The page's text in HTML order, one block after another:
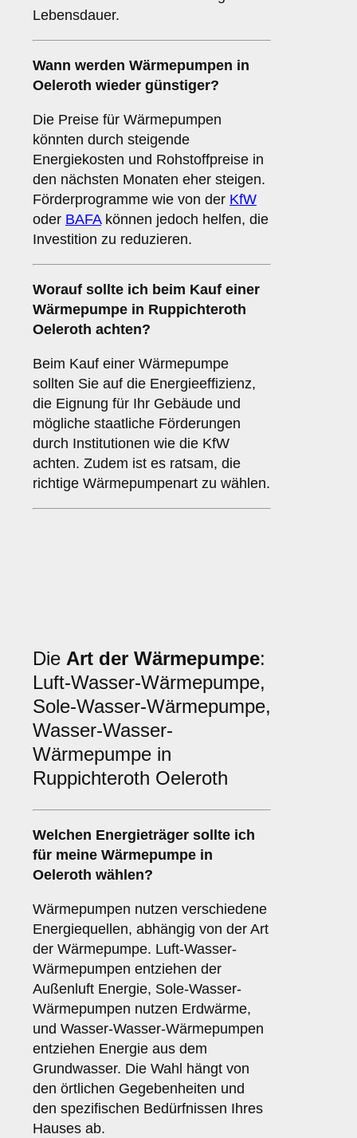
Lebensdauer.
Wann werden Wärmepumpen in
Oeleroth wieder günstiger?
Die Preise für Wärmepumpen
könnten durch steigende
Energiekosten und Rohstoffpreise in
den nächsten Monaten eher steigen.
Förderprogramme wie von der KfW
oder BAFAkönnen jedoch helfen, die
Investition zu reduzieren.
Worauf sollte ich beim Kauf einer
Wärmepumpe in Ruppichteroth
Oeleroth achten?
Beim Kauf einer Wärmepumpe
sollten Sie auf die Energieeffizienz,
die Eignung für Ihr Gebäude und
mögliche staatliche Förderungen
durch Institutionen wie die KfW
achten. Zudem ist es ratsam, die
richtige Wärmepumpenart zu wählen.
Die Art der Wärmepumpe:
Luft-Wasser-Wärmepumpe,
Sole-Wasser-Wärmepumpe,
Wasser-Wasser-
Wärmepumpe in
Ruppichteroth Oeleroth
Welchen Energieträger sollte ich
für meine Wärmepumpe in
Oeleroth wählen?
Wärmepumpen nutzen verschiedene
Energiequellen, abhängig von der Art
der Wärmepumpe. Luft-Wasser-
Wärmepumpen entziehen der
Außenluft Energie, Sole-Wasser-
Wärmepumpen nutzen Erdwärme,
und Wasser-Wasser-Wärmepumpen
entziehen Energie aus dem
Grundwasser. Die Wahl hängt von
den örtlichen Gegebenheiten und
den spezifischen Bedürfnissen Ihres
Hauses ab.